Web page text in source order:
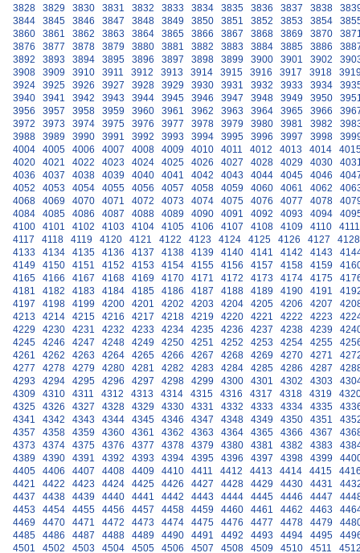
3828
3829 3830 3831 3832 3833 3834 3835 3836 3837 3838
3844
3845 3846 3847 3848 3849 3850 3851 3852 3853 3854
3860
3861 3862 3863 3864 3865 3866 3867 3868 3869 3870
3876
3877 3878 3879 3880 3881 3882 3883 3884 3885 3886
3892
3893 3894 3895 3896 3897 3898 3899 3900 3901 3902
3908
3909 3910 3911 3912 3913 3914 3915 3916 3917 3918
3924
3925 3926 3927 3928 3929 3930 3931 3932 3933 3934
3940
3941 3942 3943 3944 3945 3946 3947 3948 3949 3950
3956
3957 3958 3959 3960 3961 3962 3963 3964 3965 3966
3972
3973 3974 3975 3976 3977 3978 3979 3980 3981 3982
3988
3989 3990 3991 3992 3993 3994 3995 3996 3997 3998
4004
4005 4006 4007 4008 4009 4010 4011 4012 4013 4014
4020
4021 4022 4023 4024 4025 4026 4027 4028 4029 4030
4036
4037 4038 4039 4040 4041 4042 4043 4044 4045 4046
4052
4053 4054 4055 4056 4057 4058 4059 4060 4061 4062
4068
4069 4070 4071 4072 4073 4074 4075 4076 4077 4078
4084
4085 4086 4087 4088 4089 4090 4091 4092 4093 4094
4100
4101 4102 4103 4104 4105 4106 4107 4108 4109 4110
4111
4117
4118 4119 4120 4121 4122 4123 4124 4125 4126 4127
4128
4133
4134 4135 4136 4137 4138 4139 4140 4141 4142 4143
4149
4150 4151 4152 4153 4154 4155 4156 4157 4158 4159
4165
4166 4167 4168 4169 4170 4171 4172 4173 4174 4175
4181
4182 4183 4184 4185 4186 4187 4188 4189 4190 4191
4197
4198 4199 4200 4201 4202 4203 4204 4205 4206 4207
4213
4214 4215 4216 4217 4218 4219 4220 4221 4222 4223
4229
4230 4231 4232 4233 4234 4235 4236 4237 4238 4239
4245
4246 4247 4248 4249 4250 4251 4252 4253 4254 4255
4261
4262 4263 4264 4265 4266 4267 4268 4269 4270 4271
4277
4278 4279 4280 4281 4282 4283 4284 4285 4286 4287
4293
4294 4295 4296 4297 4298 4299 4300 4301 4302 4303
4309
4310 4311 4312 4313 4314 4315 4316 4317 4318 4319
4325
4326 4327 4328 4329 4330 4331 4332 4333 4334 4335
4341
4342 4343 4344 4345 4346 4347 4348 4349 4350 4351
4357
4358 4359 4360 4361 4362 4363 4364 4365 4366 4367
4373
4374 4375 4376 4377 4378 4379 4380 4381 4382 4383
4389
4390 4391 4392 4393 4394 4395 4396 4397 4398 4399
4405
4406 4407 4408 4409 4410 4411 4412 4413 4414 4415
4421
4422 4423 4424 4425 4426 4427 4428 4429 4430 4431
4437
4438 4439 4440 4441 4442 4443 4444 4445 4446 4447
4453
4454 4455 4456 4457 4458 4459 4460 4461 4462 4463
4469
4470 4471 4472 4473 4474 4475 4476 4477 4478 4479
4485
4486 4487 4488 4489 4490 4491 4492 4493 4494 4495
4501
4502 4503 4504 4505 4506 4507 4508 4509 4510 4511